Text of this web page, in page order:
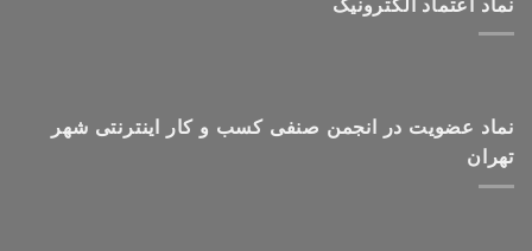
نماد اعتماد الکترونیک
نماد عضویت در انجمن صنفی کسب و کار اینترنتی شهر
تهران